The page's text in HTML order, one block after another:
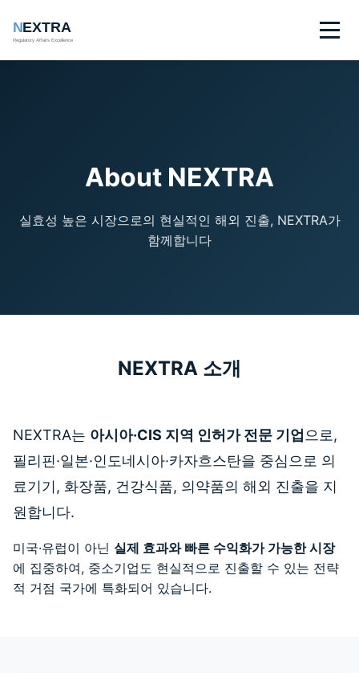
NEXTRA
Regulatory Affairs Excellence
About NEXTRA
실효성 높은 시장으로의 현실적인 해외 진출, NEXTRA가
함께합니다
NEXTRA 소개
NEXTRA는 아시아·CIS 지역 인허가 전문 기업 으로,
필리핀·일본·인도네시아·카자흐스탄을 중심으로 의
료기기, 화장품, 건강식품, 의약품의 해외 진출을 지
원합니다.
미국·유럽이 아닌 실제 효과와 빠른 수익화가 가능한 시장
에 집중하여, 중소기업도 현실적으로 진출할 수 있는 전략
적 거점 국가에 특화되어 있습니다.